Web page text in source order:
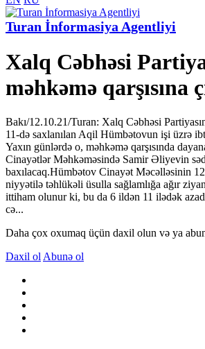
Turan İnformasiya Agentliyi
Xalq Cəbhəsi
məhkəmə qarşısına
Bakı/12.10.21/Turan: Xalq Cəbhəsi
11-də saxlanılan Aqil Hümbətovun işi üzrə
Yaxın günlərdə o, məhkəmə qarşısında
Cinayətlər Məhkəməsində Samir Əliyevin
baxılacaq.Hümbətov Cinayət Məcəlləsinin
niyyətilə təhlükəli üsulla sağlamlığa ağır
ittiham olunur ki, bu da 6 ildən 11 ilədək
cə...
Daha çox oxumaq üçün daxil olun və ya
Daxil ol Abunə ol